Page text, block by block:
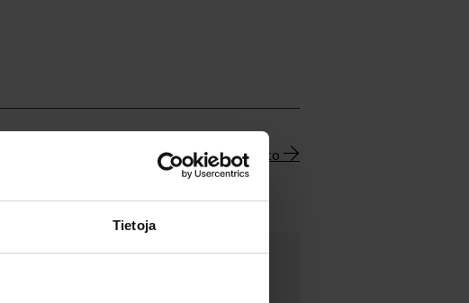
Tietoja
Uutisarkisto